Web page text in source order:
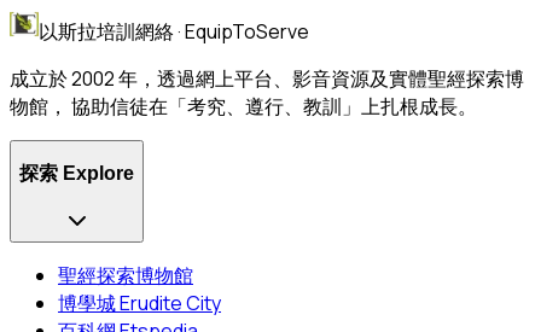
以斯拉培訓網絡 · EquipToServe
成立於 2002 年，透過網上平台、影音資源及實體聖經探索博
物館， 協助信徒在「考究、遵行、教訓」上扎根成長。
探索 Explore
聖經探索博物館
博學城 Erudite City